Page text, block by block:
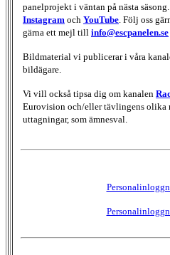
panelprojekt i väntan på nästa
Instagram och YouTube . Följ oss
gärna ett mejl till info@escpanelen.se
Bildmaterial vi publicerar i våra
bildägare.
Vi vill också tipsa dig om kanalen
Eurovision och/eller tävlingens olika
uttagningar, som ämnesval.